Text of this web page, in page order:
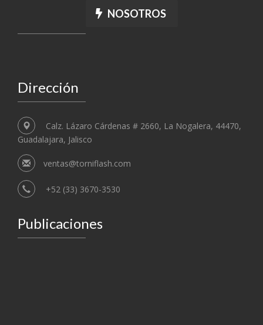
NOSOTROS
Dirección
Calz. Lázaro Cárdenas # 2660, La Nogalera, 44470,
Guadalajara, Jalisco
ventas@torniflash.com
+52 (33) 3670-3530
Publicaciones